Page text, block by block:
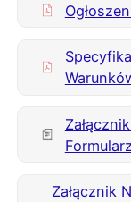
Załącznik